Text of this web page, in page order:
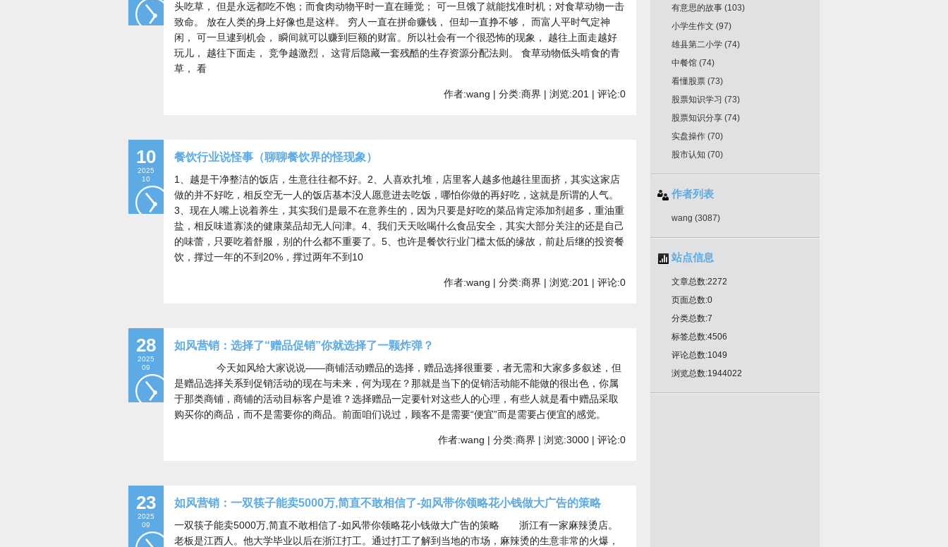
头吃草， 但是永远都吃不饱；而食肉动物平时一直在睡觉； 可一旦饿了就能找准时机；对食草动物一击
致命。 放在人类的身上好像也是这样。 穷人一直在拼命赚钱， 但却一直挣不够， 而富人平时气定神
闲， 可一旦逮到机会， 瞬间就可以赚到巨额的财富。所以社会有一个很恐怖的现象， 越往上面走越好
玩儿， 越往下面走， 竞争越激烈， 这背后隐藏一套残酷的生存资源分配法则。 食草动物低头啃食的青
草， 看
作者:wang | 分类:商界 | 浏览:201 | 评论:0
10
2025
10
餐饮行业说怪事（聊聊餐饮界的怪现象）
1、越是干净整洁的饭店，生意往往都不好。2、人喜欢扎堆，店里客人越多他越往里面挤，其实这家店
做的并不好吃，相反空无一人的饭店基本没人愿意进去吃饭，哪怕你做的再好吃，这就是所谓的人气。
3、现在人嘴上说着养生，其实我们是最不在意养生的，因为只要是好吃的菜品肯定添加剂超多，重油重
盐，相反味道寡淡的健康菜品却无人问津。4、我们天天吆喝什么食品安全，其实大部分关注的还是自己
的味蕾，只要吃着舒服，别的什么都不重要了。5、也许是餐饮行业门槛太低的缘故，前赴后继的投资餐
饮，撑过一年的不到20%，撑过两年不到10
作者:wang | 分类:商界 | 浏览:201 | 评论:0
28
2025
09
如风营销：选择了“赠品促销”你就选择了一颗炸弹？
今天如风给大家说说——商铺活动赠品的选择，赠品选择很重要，者无需和大家多多叙述，但
是赠品选择关系到促销活动的现在与未来，何为现在？那就是当下的促销活动能不能做的很出色，你属
于那类商铺，商铺的活动目标客户是谁？选择赠品一定要针对这些人的心理，有些人就是看中赠品采取
购买你的商品，而不是需要你的商品。前面咱们说过，顾客不是需要“便宜”而是需要占便宜的感觉。
作者:wang | 分类:商界 | 浏览:3000 | 评论:0
23
2025
09
如风营销：一双筷子能卖5000万,简直不敢相信了-如风带你领略花小钱做大广告的策略
一双筷子能卖5000万,简直不敢相信了-如风带你领略花小钱做大广告的策略 浙江有一家麻辣烫店。
老板是江西人。他大学毕业以后在浙江打工。通过打工了解到当地的市场，麻辣烫的生意非常的火爆，
有意思的故事 (103)
小学生作文 (97)
雄县第二小学 (74)
中餐馆 (74)
看懂股票 (73)
股票知识学习 (73)
股票知识分享 (74)
实盘操作 (70)
股市认知 (70)
作者列表
wang (3087)
站点信息
文章总数:2272
页面总数:0
分类总数:7
标签总数:4506
评论总数:1049
浏览总数:1944022